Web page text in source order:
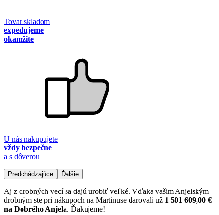
Tovar skladom
expedujeme
okamžite
U nás nakupujete
vždy bezpečne
a s dôverou
Predchádzajúce Ďalšie
Aj z drobných vecí sa dajú urobiť veľké. Vďaka vašim Anjelským
drobným ste pri nákupoch na Martinuse darovali už 1 501 609,00 €
na Dobrého Anjela. Ďakujeme!